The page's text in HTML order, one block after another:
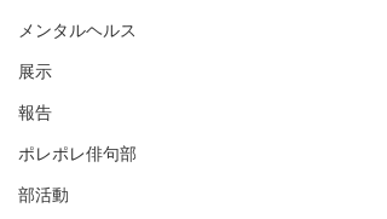
メンタルヘルス
展示
報告
ポレポレ俳句部
部活動